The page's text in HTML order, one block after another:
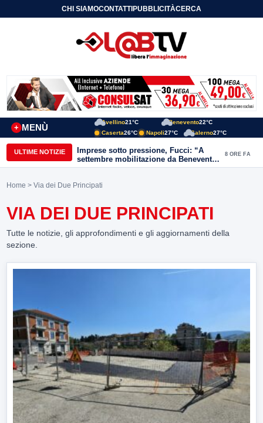
CHI SIAMOCONTATTIPUBBLICITÀCERCA
MENÙ
+
Avellino21°C Benevento22°C
Caserta26°C Napoli27°C Salerno27°C
ULTIME NOTIZIE
Imprese sotto pressione, Fucci: “A
settembre mobilitazione da Benevento
e Avellino”
8 ORE FA
Home > Via dei Due Principati
VIA DEI DUE PRINCIPATI
Tutte le notizie, gli approfondimenti e gli aggiornamenti della
sezione.